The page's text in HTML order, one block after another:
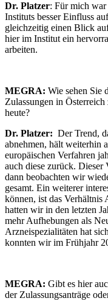
Dr. Platzer: Für mich war
Instituts besser Einfluss
gleichzeitig einen Blick
hier im Institut ein
arbeiten.
MEGRA: Wie sehen Sie
Zulassungen in
heute?
Dr. Platzer: Der Trend,
abnehmen, hält weiterhin
europäischen Verfahren
auch diese zurück. Dieser
dann beobachten wir
gesamt. Ein weiterer
können, ist das Verhältnis
hatten wir in den letzten
mehr Aufhebungen als
Arzneispezialitäten hat
konnten wir im Frühjahr
MEGRA: Gibt es hier
der Zulassungsanträge